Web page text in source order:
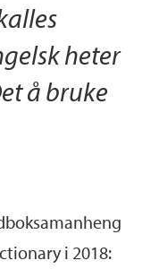
heter
å bruke
i 2018: